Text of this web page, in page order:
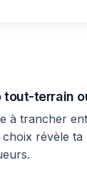
tout-terrain
à trancher
révèle